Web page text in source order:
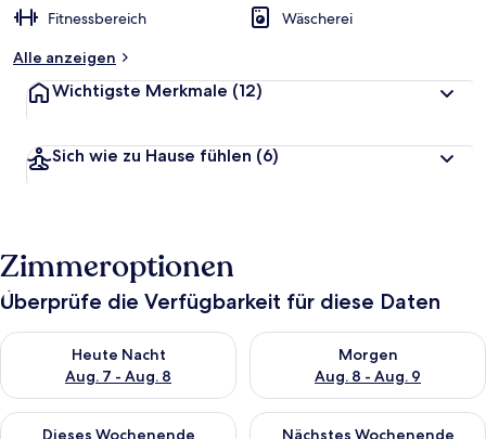
Fitnessbereich
Wäscherei
Alle anzeigen
Wichtigste Merkmale (12)
Sich wie zu Hause fühlen (6)
Zimmeroptionen
Überprüfe die Verfügbarkeit für diese Daten
Heute Nacht
Aug. 7 - Aug. 8
Überprüfe die Verfügbarkeit für heute Nacht, Aug. 7 - Aug. 8.
Morgen
Aug. 8 - Aug. 9
Überprüfe die Verfügbarkeit
Dieses Wochenende
Überprüfe die Verfügbarkeit für dieses Wochenende, Aug. 7
Nächstes Wochenende
Überprüfe die Verfügbarkeit